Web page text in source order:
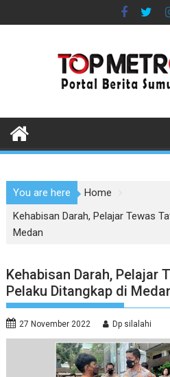
to
You are here
Home
Kehabisan Darah, Pelajar Tewas
Medan
Kehabisan Darah, Pelajar
Pelaku Ditangkap di
27 November 2022 Dp silalahi